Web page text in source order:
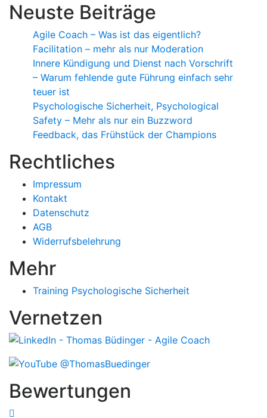
Neuste Beiträge
Agile Coach – Was ist das eigentlich?
Facilitation – mehr als nur Moderation
Innere Kündigung und Dienst nach Vorschrift
– Warum fehlende gute Führung einfach sehr
teuer ist
Psychologische Sicherheit, Psychological
Safety – Mehr als nur ein Buzzword
Feedback, das Frühstück der Champions
Rechtliches
Impressum
Kontakt
Datenschutz
AGB
Widerrufsbelehrung
Mehr
Training Psychologische Sicherheit
Vernetzen
Bewertungen